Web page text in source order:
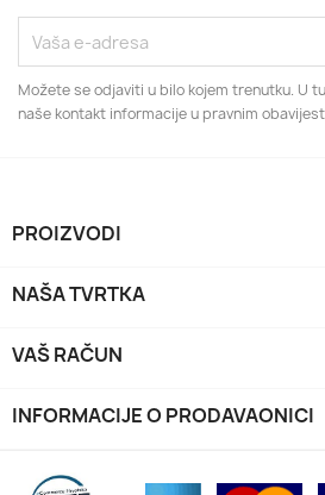
Možete se odjaviti u bilo kojem trenutku. U
naše kontakt informacije u pravnim
PROIZVODI
NAŠA TVRTKA
VAŠ RAČUN
INFORMACIJE O PRODAVAONICI